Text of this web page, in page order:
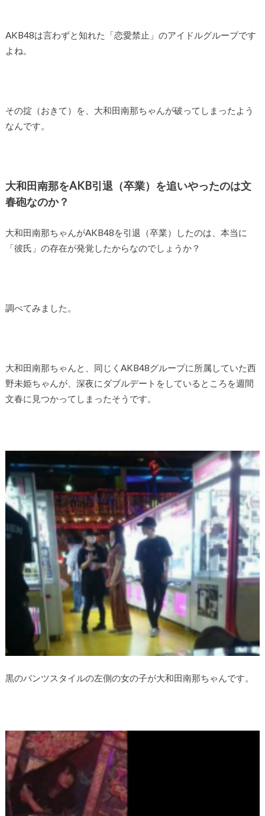
AKB48は言わずと知れた「恋愛禁止」のアイドルグループです
よね。
その掟（おきて）を、大和田南那ちゃんが破ってしまったよう
なんです。
大和田南那をAKB引退（卒業）を追いやったのは文
春砲なのか？
大和田南那ちゃんがAKB48を引退（卒業）したのは、本当に
「彼氏」の存在が発覚したからなのでしょうか？
調べてみました。
大和田南那ちゃんと、同じくAKB48グループに所属していた西
野未姫ちゃんが、深夜にダブルデートをしているところを週間
文春に見つかってしまったそうです。
黒のパンツスタイルの左側の女の子が大和田南那ちゃんです。